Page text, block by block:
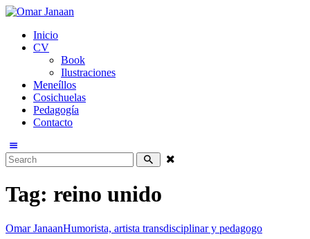
Inicio
CV
Book
Ilustraciones
Meneíllos
Cosichuelas
Pedagogía
Contacto
Tag: reino unido
Omar JanaanHumorista, artista transdisciplinar y pedagogo